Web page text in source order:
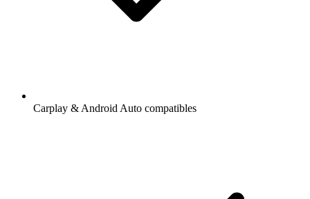
Carplay & Android Auto compatibles